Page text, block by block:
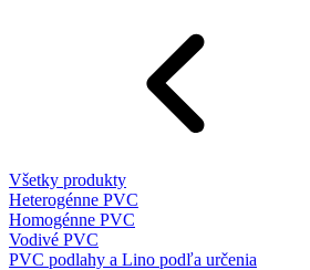
Všetky produkty
Heterogénne PVC
Homogénne PVC
Vodivé PVC
PVC podlahy a Lino podľa určenia